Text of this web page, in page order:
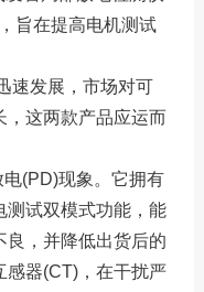
旨在提高电机测试
速发展，市场对可
，这两款产品应运而
(PD)现象。它拥有
测试双模式功能，能
良，并降低出货后的
感器(CT)，在干扰严